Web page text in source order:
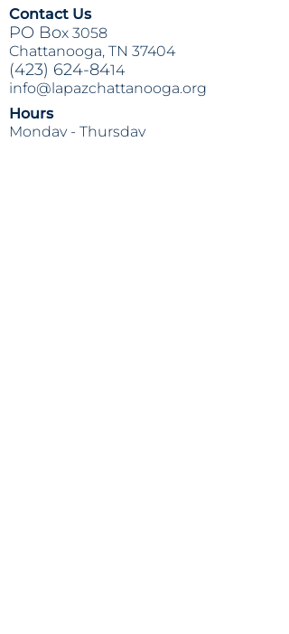
Contact Us
PO Box 3058
Chattanooga, TN 37404
(423) 624-8414
info@lapazchattanooga.org
Hours
Monday - Thursday